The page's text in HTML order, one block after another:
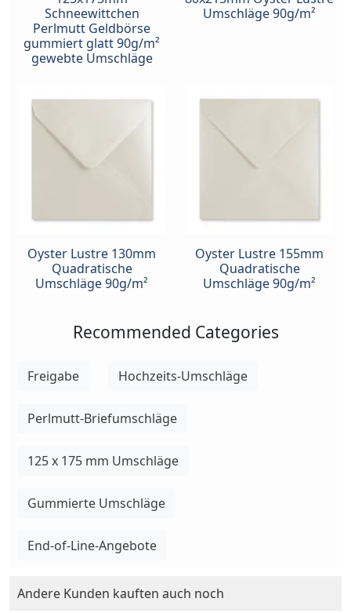
Schneewittchen
Perlmutt Geldbörse
gummiert glatt 90g/m²
gewebte Umschläge
Umschläge 90g/m²
Oyster Lustre 130mm
Quadratische
Umschläge 90g/m²
Oyster Lustre 155mm
Quadratische
Umschläge 90g/m²
Recommended Categories
Freigabe Hochzeits-Umschläge
Perlmutt-Briefumschläge
125 x 175 mm Umschläge
Gummierte Umschläge
End-of-Line-Angebote
Andere Kunden kauften auch noch